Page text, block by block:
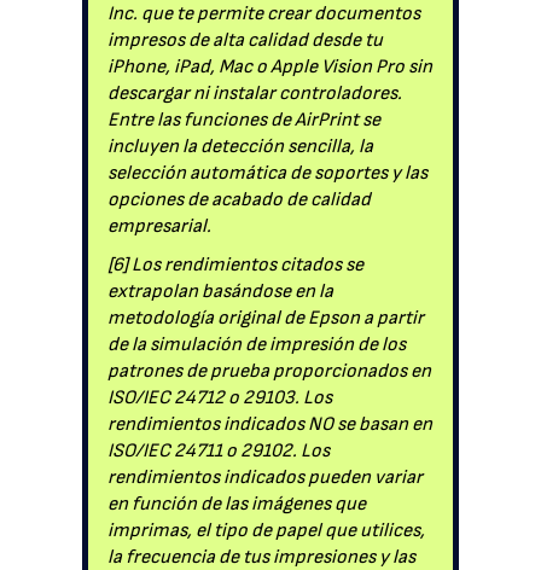
Inc. que te permite crear documentos
impresos de alta calidad desde tu
iPhone, iPad, Mac o Apple Vision Pro sin
descargar ni instalar controladores.
Entre las funciones de AirPrint se
incluyen la detección sencilla, la
selección automática de soportes y las
opciones de acabado de calidad
empresarial.
[6] Los rendimientos citados se
extrapolan basándose en la
metodología original de Epson a partir
de la simulación de impresión de los
patrones de prueba proporcionados en
ISO/IEC 24712 o 29103. Los
rendimientos indicados NO se basan en
ISO/IEC 24711 o 29102. Los
rendimientos indicados pueden variar
en función de las imágenes que
imprimas, el tipo de papel que utilices,
la frecuencia de tus impresiones y las